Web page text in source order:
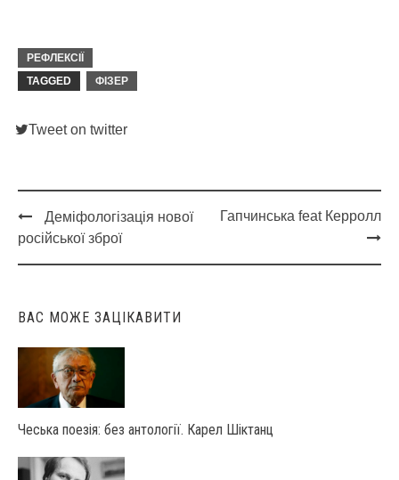
РЕФЛЕКСІЇ
TAGGED
ФІЗЕР
Tweet on twitter
Post
navigation
Деміфологізація нової
російської зброї
Гапчинська feat Керролл
ВАС МОЖЕ ЗАЦІКАВИТИ
Чеська поезія: без антології. Карел Шіктанц